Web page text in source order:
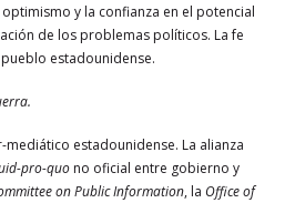
y la confianza en el potencial
de los problemas políticos. La fe
estadounidense.
estadounidense. La alianza
pro-quo no oficial entre gobierno y
on Public Information, laOffice of